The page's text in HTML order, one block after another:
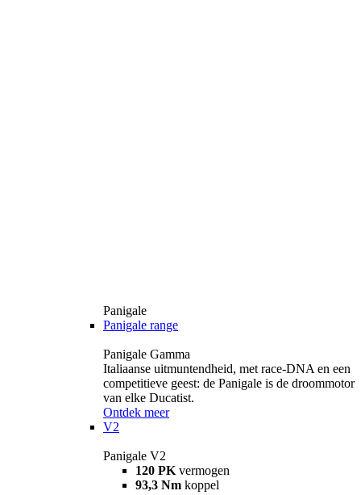
Panigale
Panigale range
Panigale Gamma
Italiaanse uitmuntendheid, met race-DNA en een
competitieve geest: de Panigale is de droommotor
van elke Ducatist.
Ontdek meer
V2
Panigale V2
120 PK vermogen
93,3 Nm koppel